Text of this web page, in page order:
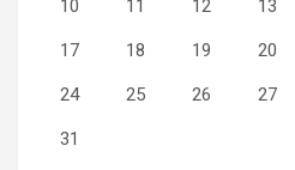
10 11 12 13
17 18 19 20
24 25 26 27
31